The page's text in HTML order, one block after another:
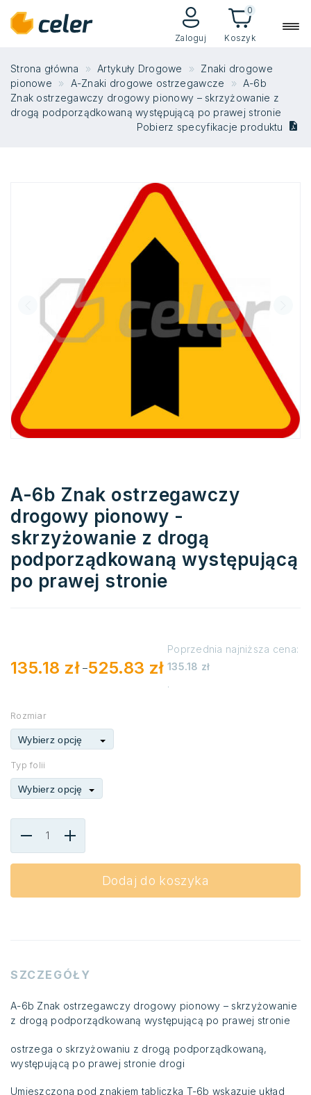
Zaloguj Koszyk
0
Strona główna Artykuły Drogowe
Znaki drogowe
pionowe
A-Znaki drogowe ostrzegawcze
A-6b
Znak ostrzegawczy drogowy pionowy – skrzyżowanie z
drogą podporządkowaną występującą po prawej stronie
Pobierz specyfikacje produktu
A-6b Znak ostrzegawczy
drogowy pionowy -
skrzyżowanie z drogą
podporządkowaną występującą
po prawej stronie
135.18 zł –525.83 zł
Zakres
135.18 zł
525.83 zł
Poprzednia najniższa cena:
135.18 zł
.
Rozmiar
Wybierz opcję
Typ folii
Wybierz opcję
Dodaj do koszyka
SZCZEGÓŁY
A-6b Znak ostrzegawczy drogowy pionowy – skrzyżowanie
z drogą podporządkowaną występującą po prawej stronie
ostrzega o skrzyżowaniu z drogą podporządkowaną,
występującą po prawej stronie drogi
Umieszczona pod znakiem tabliczka T-6b wskazuje układ